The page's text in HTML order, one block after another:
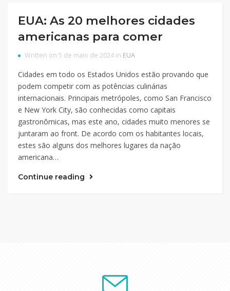
EUA: As 20 melhores cidades
americanas para comer
Written on 5 de maio de 2024 in EUA
Cidades em todo os Estados Unidos estão provando que
podem competir com as potências culinárias
internacionais. Principais metrópoles, como San Francisco
e New York City, são conhecidas como capitais
gastronômicas, mas este ano, cidades muito menores se
juntaram ao front. De acordo com os habitantes locais,
estes são alguns dos melhores lugares da nação
americana…
Continue reading